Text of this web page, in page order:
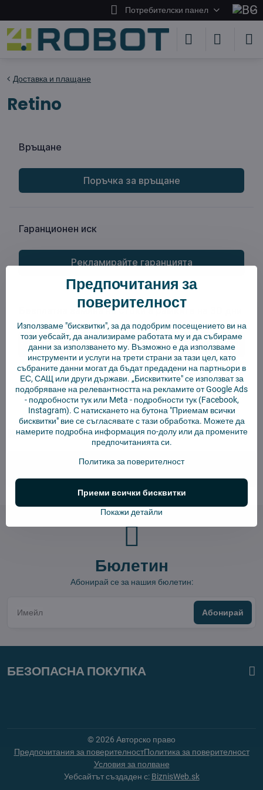
Потребителски панел
Доставка и плащане
Retino
ИзползвамеRetino
Контакт
Бюлетин
Абонирай се за нашия бюлетин:
Абонирай
БЕЗОПАСНА ПОКУПКА
©2026 Авторско право
Предпочитания за поверителностПолитика за поверителност
Условия за полване
Уебсайтът създаден с: BiznisWeb.sk
Предпочитания за
поверителност
Използваме "бисквитки", за да подобрим посещението ви на
този уебсайт, да анализираме работата му и да събираме
данни за използването му. Възможно е да използваме
инструменти и услуги на трети страни за тази цел, като
събраните данни могат да бъдат предадени на партньори в
ЕС, САЩ или други държави. „Бисквитките" се използват за
подобряване на релевантността на рекламите от Google Ads
- подробности тукили Meta - подробности тук(Facebook,
Instagram). С натискането на бутона "Приемам всички
бисквитки" вие се съгласявате с тази обработка. Можете да
намерите подробна информация по-долу или да промените
предпочитанията си.
Политика за поверителност
Покажи детайли
Приеми всички бисквитки